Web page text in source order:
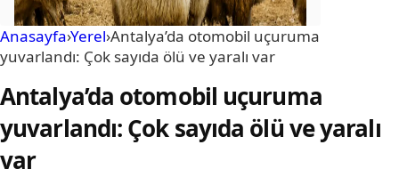
Anasayfa›Yerel›Antalya’da otomobil uçuruma
yuvarlandı: Çok sayıda ölü ve yaralı var
Antalya’da otomobil uçuruma
yuvarlandı: Çok sayıda ölü ve yaralı
var